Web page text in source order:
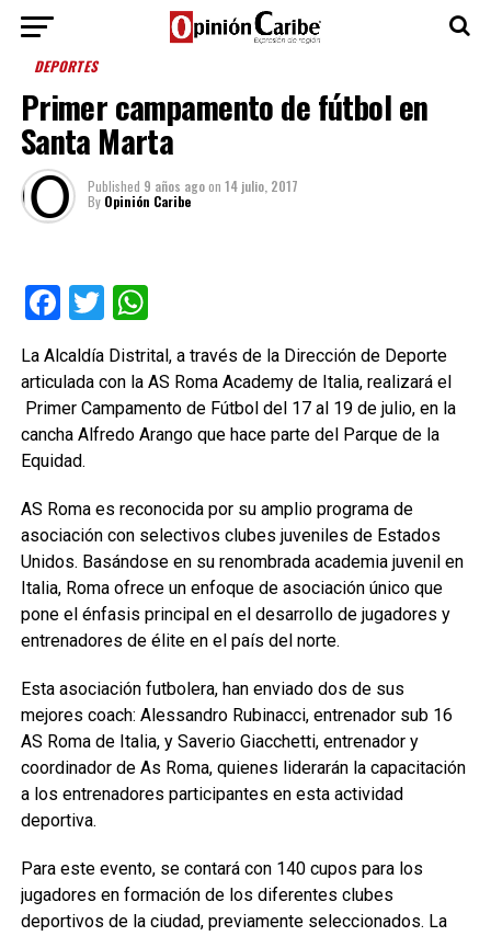
DEPORTES
Primer campamento de fútbol en
Santa Marta
Published 9 años agoon 14 julio, 2017
By Opinión Caribe
Facebook
TwitterWhatsApp
La Alcaldía Distrital, a través de la Dirección de Deporte
articulada con la AS Roma Academy de Italia, realizará el
Primer Campamento de Fútbol del 17 al 19 de julio, en la
cancha Alfredo Arango que hace parte del Parque de la
Equidad.
AS Roma es reconocida por su amplio programa de
asociación con selectivos clubes juveniles de Estados
Unidos. Basándose en su renombrada academia juvenil en
Italia, Roma ofrece un enfoque de asociación único que
pone el énfasis principal en el desarrollo de jugadores y
entrenadores de élite en el país del norte.
Esta asociación futbolera, han enviado dos de sus
mejores coach: Alessandro Rubinacci, entrenador sub 16
AS Roma de Italia, y Saverio Giacchetti, entrenador y
coordinador de As Roma, quienes liderarán la capacitación
a los entrenadores participantes en esta actividad
deportiva.
Para este evento, se contará con 140 cupos para los
jugadores en formación de los diferentes clubes
deportivos de la ciudad, previamente seleccionados. La